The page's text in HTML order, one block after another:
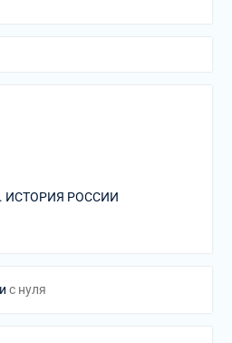
ИСТОРИЯ РОССИИ
с нуля